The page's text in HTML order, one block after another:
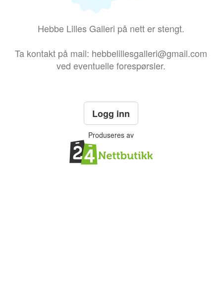
Hebbe Lilles Galleri på nett er stengt.
Ta kontakt på mail: hebbelillesgalleri@gmail.com
ved eventuelle forespørsler.
Logg inn
Produseres av